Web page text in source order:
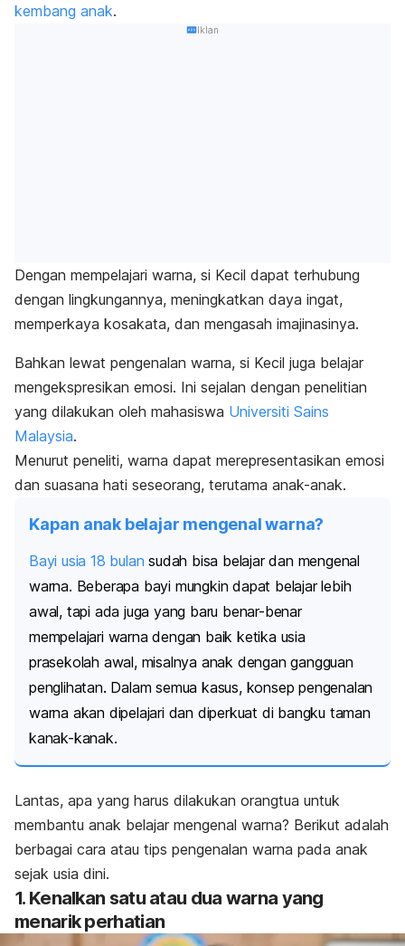
kembang anak.
Iklan
Dengan mempelajari warna, si Kecil dapat terhubung
dengan lingkungannya, meningkatkan daya ingat,
memperkaya kosakata, dan mengasah imajinasinya.
Bahkan lewat pengenalan warna, si Kecil juga belajar
mengekspresikan emosi. Ini sejalan dengan penelitian
yang dilakukan oleh mahasiswa Universiti Sains
Malaysia.
Menurut peneliti, warna dapat merepresentasikan emosi
dan suasana hati seseorang, terutama anak-anak.
Kapan anak belajar mengenal warna?
Bayi usia 18 bulan sudah bisa belajar dan mengenal
warna. Beberapa bayi mungkin dapat belajar lebih
awal, tapi ada juga yang baru benar-benar
mempelajari warna dengan baik ketika usia
prasekolah awal, misalnya anak dengangangguan
penglihatan. Dalam semua kasus, konsep pengenalan
warna akan dipelajari dan diperkuat di bangku taman
kanak-kanak.
Lantas, apa yang harus dilakukan orangtua untuk
membantu anak belajar mengenal warna? Berikut adalah
berbagai cara atau tips pengenalan warna pada anak
sejak usia dini.
1. Kenalkan satu atau dua warna yang
menarik perhatian